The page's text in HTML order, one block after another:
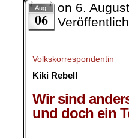
Aug.
06
on 6.
Volkskorrespondentin
Kiki Rebell
Wir sind
und doch ein